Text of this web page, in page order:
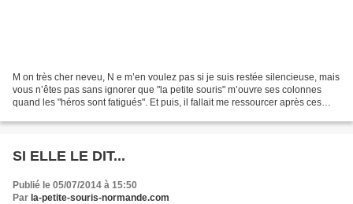
M on très cher neveu, N e m’en voulez pas si je suis restée silencieuse, mais
vous n’êtes pas sans ignorer que "la petite souris" m’ouvre ses colonnes
quand les "héros sont fatigués". Et puis, il fallait me ressourcer après ces
SI ELLE LE DIT...
Publié le 05/07/2014 à 15:50
Par la-petite-souris-normande.com